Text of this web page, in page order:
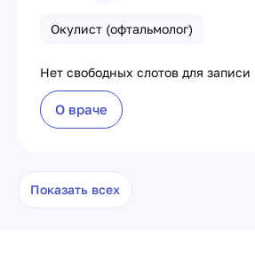
Окулист (офтальмолог)
Нет свободных слотов для записи
О враче
Показать всех